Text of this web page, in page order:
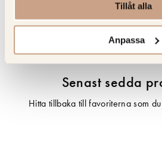
Tillåt alla
Anpassa
Om tillverkaren
Senast sedda
Hitta tillbaka till favoriterna som